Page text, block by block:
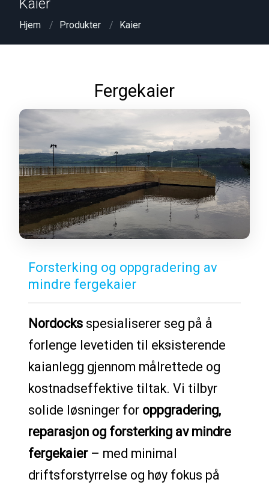
Kaier
Hjem Produkter Kaier
Fergekaier
Forsterking og oppgradering av
mindre fergekaier
Nordocks spesialiserer seg på å
forlenge levetiden til eksisterende
kaianlegg gjennom målrettede og
kostnadseffektive tiltak. Vi tilbyr
solide løsninger for oppgradering,
reparasjon og forsterking av mindre
fergekaier– med minimal
driftsforstyrrelse og høy fokus på